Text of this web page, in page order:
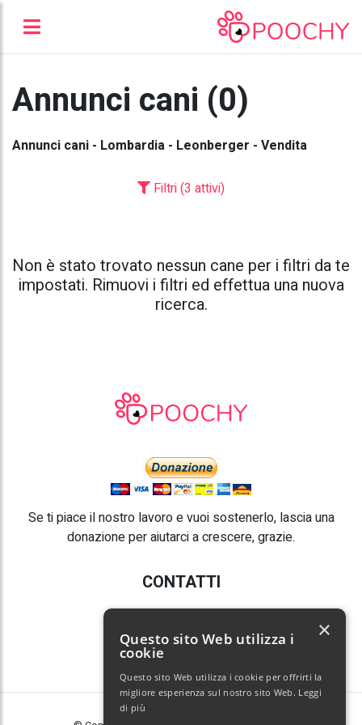
Annunci cani (0)
Annunci cani - Lombardia - Leonberger - Vendita
Filtri (3 attivi)
Non è stato trovato nessun cane per i filtri da te
impostati. Rimuovi i filtri ed effettua una nuova
ricerca.
Se ti piace il nostro lavoro e vuoi sostenerlo, lascia una
donazione per aiutarci a crescere, grazie.
CONTATTI
E-mail:info@poochy.it
Questo sito Web utilizza i
cookie
Questo sito Web utilizza i cookie per offrirti la
migliore esperienza sul nostro sito Web. Leggi
di più
×